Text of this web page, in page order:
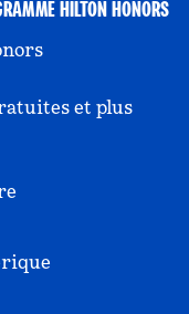
HILTON HONORS
et plus